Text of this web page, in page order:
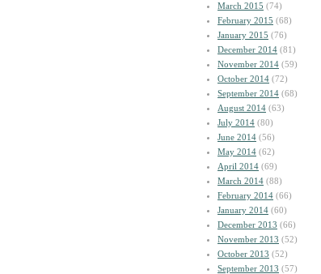
March 2015 (74)
February 2015 (68)
January 2015 (76)
December 2014 (81)
November 2014 (59)
October 2014 (72)
September 2014 (68)
August 2014 (63)
July 2014 (80)
June 2014 (56)
May 2014 (62)
April 2014 (69)
March 2014 (88)
February 2014 (66)
January 2014 (60)
December 2013 (66)
November 2013 (52)
October 2013 (52)
September 2013 (57)